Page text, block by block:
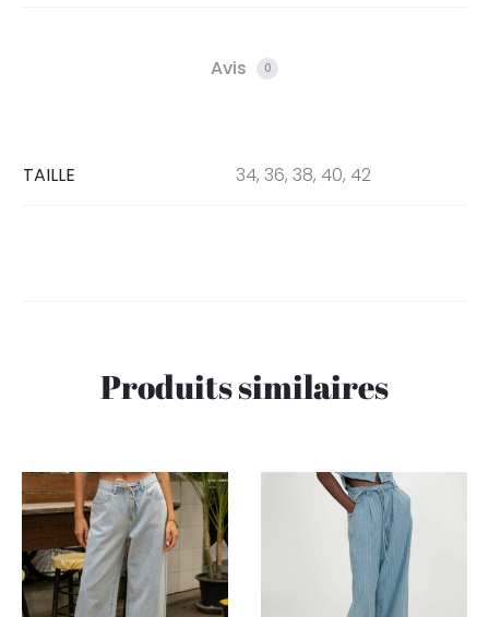
Avis 0
TAILLE 34, 36, 38, 40, 42
Produits similaires